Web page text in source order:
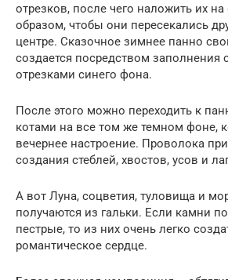
отрезков, после чего наложить их
образом, чтобы они пересекались
центре. Сказочное зимнее панно
создается посредством
отрезками синего фона.
После этого можно переходить к
котами на все том же темном фоне,
вечернее настроение. Проволока
создания стеблей, хвостов, усов и
А вот Луна, соцветия, туловища и
получаются из гальки. Если камни
пестрые, то из них очень легко
романтическое сердце.